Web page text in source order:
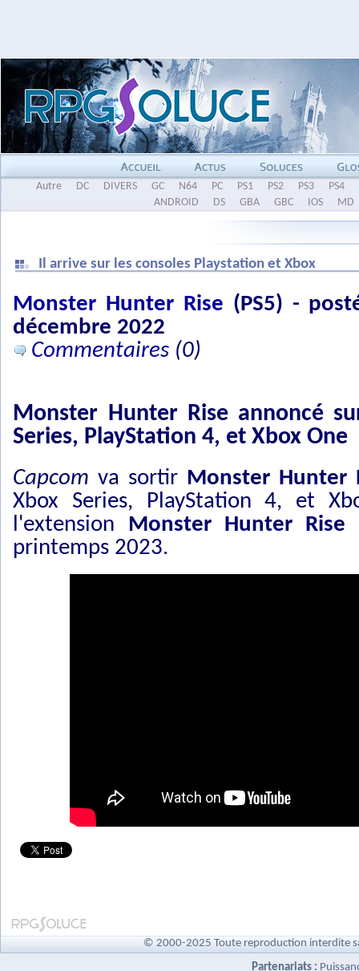
Autre DC DIVERS GC N64 PC PS1 PS2 PS3
PS4
ANDROID
DS GBA GBC IOS MD
Il arrive sur les consoles Playstation et Xbox
Monster Hunter Rise (PS5) -
décembre 2022
Commentaires (0)
Monster Hunter Rise annoncé
Series, PlayStation 4, et Xbox One
Capcom va sortir Monster Hunter
Xbox Series, PlayStation 4, et
l'extension Monster Hunter Rise
printemps 2023.
© 2000-2025 Toute reproduction interdite
Partenariats :